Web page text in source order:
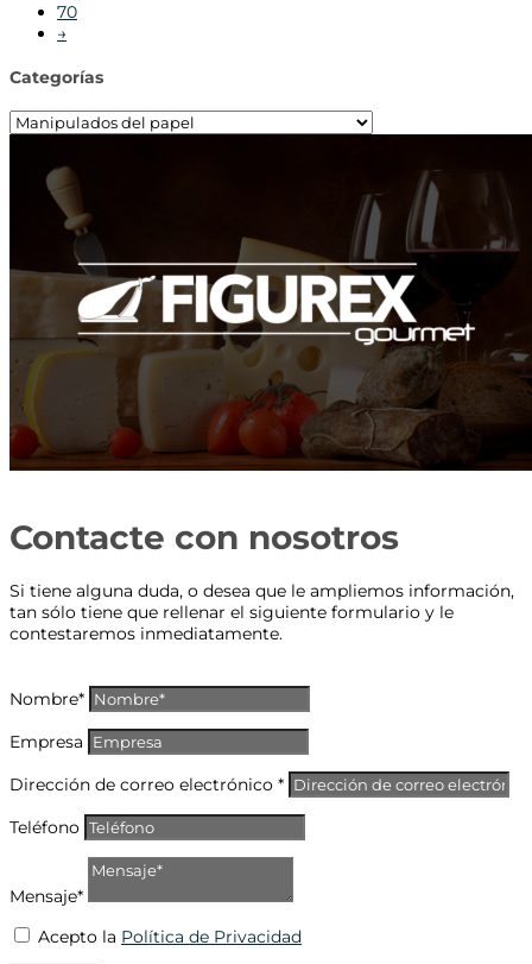
70
→
Categorías
Contacte con nosotros
Si tiene alguna duda, o desea que le ampliemos información,
tan sólo tiene que rellenar el siguiente formulario y le
contestaremos inmediatamente.
Nombre*
Empresa
Dirección de correo electrónico *
Teléfono
Mensaje*
Acepto la Política de Privacidad